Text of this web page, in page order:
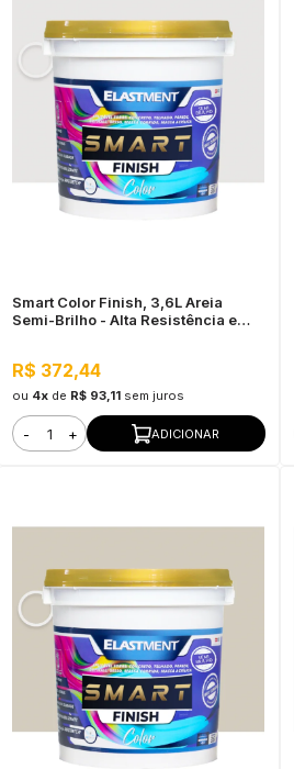
Smart Color Finish, 3,6L Areia
Semi-Brilho - Alta Resistência e
R$ 372,44
ou 4x de R$ 93,11 sem juros
- + ADICIONAR